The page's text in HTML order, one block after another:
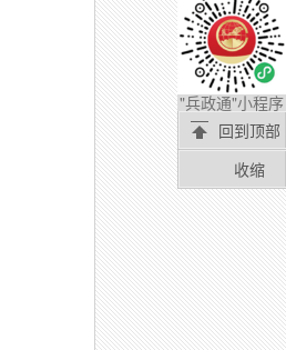
"兵政通"小程序
回到顶部
收缩